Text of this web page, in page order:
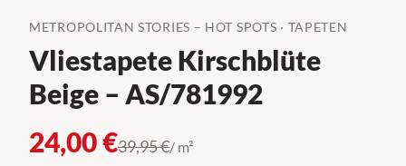
METROPOLITAN STORIES – HOT SPOTS · TAPETEN
Vliestapete Kirschblüte
Beige – AS/781992
24,00€39,95€/ m²